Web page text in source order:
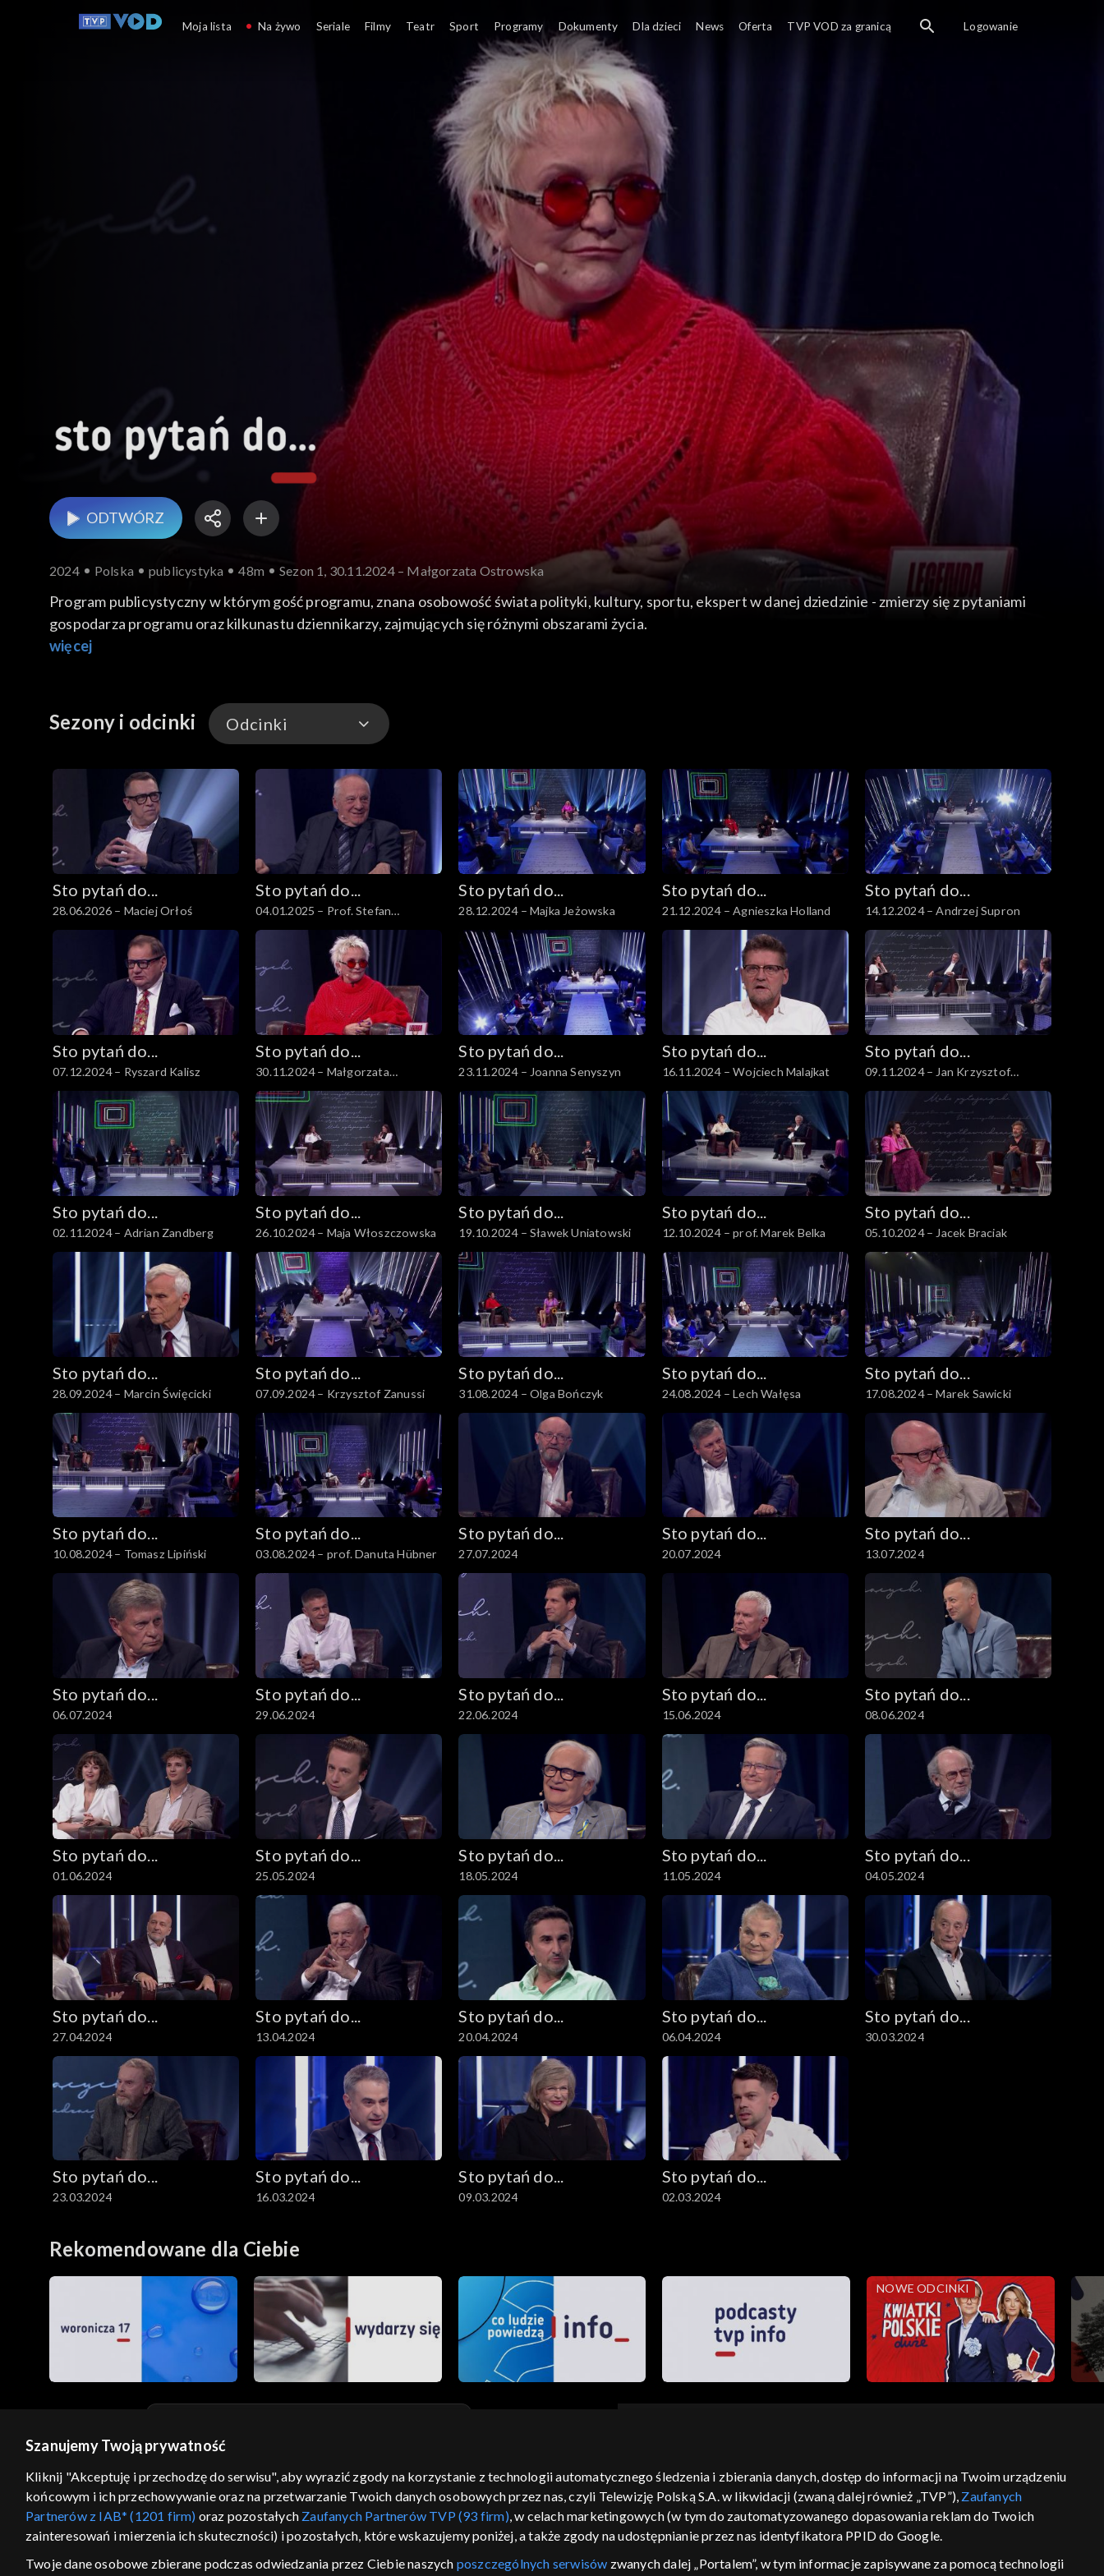
ODTWÓRZ
2024 Polska publicystyka 48m Sezon 1, 30.11.2024 – Małgorzata Ostrowska
Program publicystyczny w którym gość programu, znana osobowość świata polityki, kultury, sportu, ekspert w danej dziedzinie - zmierzy się z pytaniami
gospodarza programu oraz kilkunastu dziennikarzy, zajmujących się różnymi obszarami życia.
więcej
Sezony i odcinki Odcinki
Odcinki
Sto pytań do...
28.06.2026 – Maciej Orłoś
Sto pytań do...
04.01.2025 – Prof. Stefan
Niesiołowski
Sto pytań do...
28.12.2024 – Majka Jeżowska
Sto pytań do...
21.12.2024 – Agnieszka Holland
Sto pytań do...
14.12.2024 – Andrzej Supron
Sto pytań do...
07.12.2024 – Ryszard Kalisz
Sto pytań do...
30.11.2024 – Małgorzata
Ostrowska
Sto pytań do...
23.11.2024 – Joanna Senyszyn
Sto pytań do...
16.11.2024 – Wojciech Malajkat
Sto pytań do...
09.11.2024 – Jan Krzysztof
Ardanowski
Sto pytań do...
02.11.2024 – Adrian Zandberg
Sto pytań do...
26.10.2024 – Maja Włoszczowska
Sto pytań do...
19.10.2024 – Sławek Uniatowski
Sto pytań do...
12.10.2024 – prof. Marek Belka
Sto pytań do...
05.10.2024 – Jacek Braciak
Sto pytań do...
28.09.2024 – Marcin Święcicki
Sto pytań do...
07.09.2024 – Krzysztof Zanussi
Sto pytań do...
31.08.2024 – Olga Bończyk
Sto pytań do...
24.08.2024 – Lech Wałęsa
Sto pytań do...
17.08.2024 – Marek Sawicki
Sto pytań do...
10.08.2024 – Tomasz Lipiński
Sto pytań do...
03.08.2024 – prof. Danuta Hübner
Sto pytań do...
27.07.2024
Sto pytań do...
20.07.2024
Sto pytań do...
13.07.2024
Sto pytań do...
06.07.2024
Sto pytań do...
29.06.2024
Sto pytań do...
22.06.2024
Sto pytań do...
15.06.2024
Sto pytań do...
08.06.2024
Sto pytań do...
01.06.2024
Sto pytań do...
25.05.2024
Sto pytań do...
18.05.2024
Sto pytań do...
11.05.2024
Sto pytań do...
04.05.2024
Sto pytań do...
27.04.2024
Sto pytań do...
13.04.2024
Sto pytań do...
20.04.2024
Sto pytań do...
06.04.2024
Sto pytań do...
30.03.2024
Sto pytań do...
23.03.2024
Sto pytań do...
16.03.2024
Sto pytań do...
09.03.2024
Sto pytań do...
02.03.2024
Rekomendowane dla Ciebie
NOWE ODCINKI
GEOLOKALIZACJA
ŁĄCZYSZ SIĘ SPOZA POLSKI
© 2026 Telewizja Polska S.A. w likwidacji
regulamin serwisu cennik polityka prywatności moje zgody pomoc kontakt voucher dostępność informacje o dostawcy usług
Moja lista Na żywo Seriale Filmy Teatr Sport Programy Dokumenty Dla dzieci News Oferta TVP VOD za granicą Logowanie
Szanujemy Twoją prywatność
Kliknij "Akceptuję i przechodzę do serwisu", aby wyrazić zgody na korzystanie z technologii automatycznego śledzenia i zbierania danych, dostęp do informacji na Twoim urządzeniu
końcowym i ich przechowywanie oraz na przetwarzanie Twoich danych osobowych przez nas, czyli Telewizję Polską S.A. w likwidacji (zwaną dalej również „TVP”), Zaufanych
Partnerów z IAB* (1201 firm) oraz pozostałych Zaufanych Partnerów TVP (93 firm), w celach marketingowych (w tym do zautomatyzowanego dopasowania reklam do Twoich
zainteresowań i mierzenia ich skuteczności) i pozostałych, które wskazujemy poniżej, a także zgody na udostępnianie przez nas identyfikatora PPID do Google.
Twoje dane osobowe zbierane podczas odwiedzania przez Ciebie naszych poszczególnych serwisów zwanych dalej „Portalem”, w tym informacje zapisywane za pomocą technologii